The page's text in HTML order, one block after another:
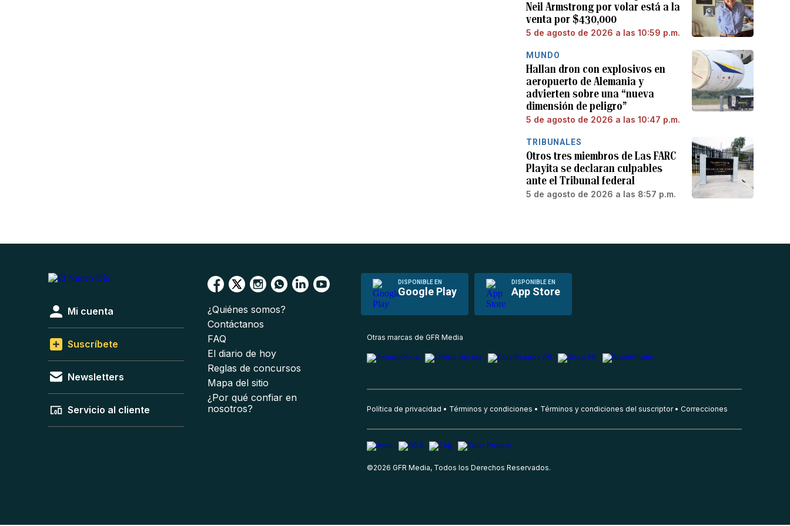
Neil Armstrong por volar está a la
venta por $430,000
5 de agosto de 2026 a las 10:59 p.m.
MUNDO
Hallan dron con explosivos en
aeropuerto de Alemania y
advierten sobre una “nueva
dimensión de peligro”
5 de agosto de 2026 a las 10:47 p.m.
TRIBUNALES
Otros tres miembros de Las FARC
Playita se declaran culpables
ante el Tribunal federal
5 de agosto de 2026 a las 8:57 p.m.
DISPONIBLE EN
Google Play
DISPONIBLE EN
App Store
Mi cuenta
Suscríbete
Newsletters
Servicio al cliente
¿Quiénes somos?
Contáctanos
FAQ
El diario de hoy
Reglas de concursos
Mapa del sitio
¿Por qué confiar en
nosotros?
Otras marcas de GFR Media
Política de privacidad Términos y condiciones Términos y condiciones del suscriptor Correcciones
©2026 GFR Media, Todos los Derechos Reservados.